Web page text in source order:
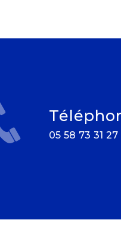
05 58 73 31 27